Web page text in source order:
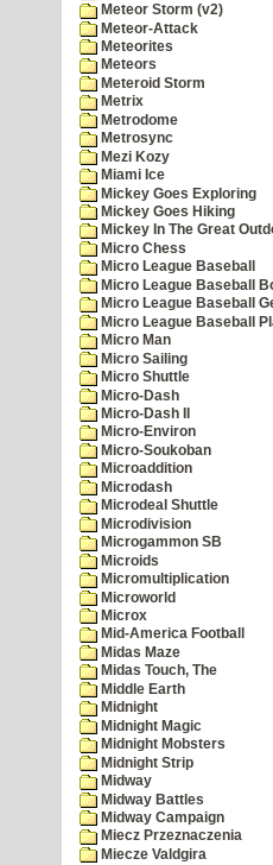
Meteor Storm (v2)
Meteor-Attack
Meteorites
Meteors
Meteroid Storm
Metrix
Metrodome
Metrosync
Mezi Kozy
Miami Ice
Mickey Goes Exploring
Mickey Goes Hiking
Mickey In The Great
Micro Chess
Micro League Baseball
Micro League Baseball
Micro League Baseball
Micro League Baseball
Micro Man
Micro Sailing
Micro Shuttle
Micro-Dash
Micro-Dash II
Micro-Environ
Micro-Soukoban
Microaddition
Microdash
Microdeal Shuttle
Microdivision
Microgammon SB
Microids
Micromultiplication
Microworld
Microx
Mid-America Football
Midas Maze
Midas Touch, The
Middle Earth
Midnight
Midnight Magic
Midnight Mobsters
Midnight Strip
Midway
Midway Battles
Midway Campaign
Miecz Przeznaczenia
Miecze Valdgira